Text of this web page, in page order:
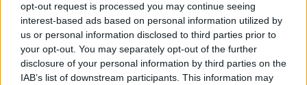
opt-out request is processed you may continue seeing
interest-based ads based on personal information utilized by
us or personal information disclosed to third parties prior to
your opt-out. You may separately opt-out of the further
disclosure of your personal information by third parties on the
IAB’s list of downstream participants. This information may